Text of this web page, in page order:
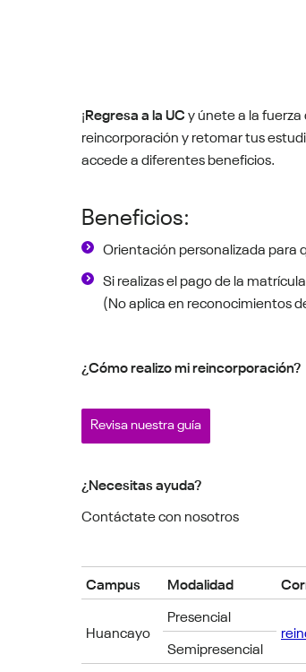
¡Regresa a la UCy únete a la
reincorporación y retomar tus
accede a diferentes beneficios.
Beneficios:
Orientación personalizada
Si realizas el pago de la matrícula
(No aplica en reconocimientos
¿Cómo realizo mi reincorporación?
Revisa nuestra guía
¿Necesitas ayuda?
Contáctate con nosotros
Campus Modalidad
Huancayo
Presencial
Semipresencial